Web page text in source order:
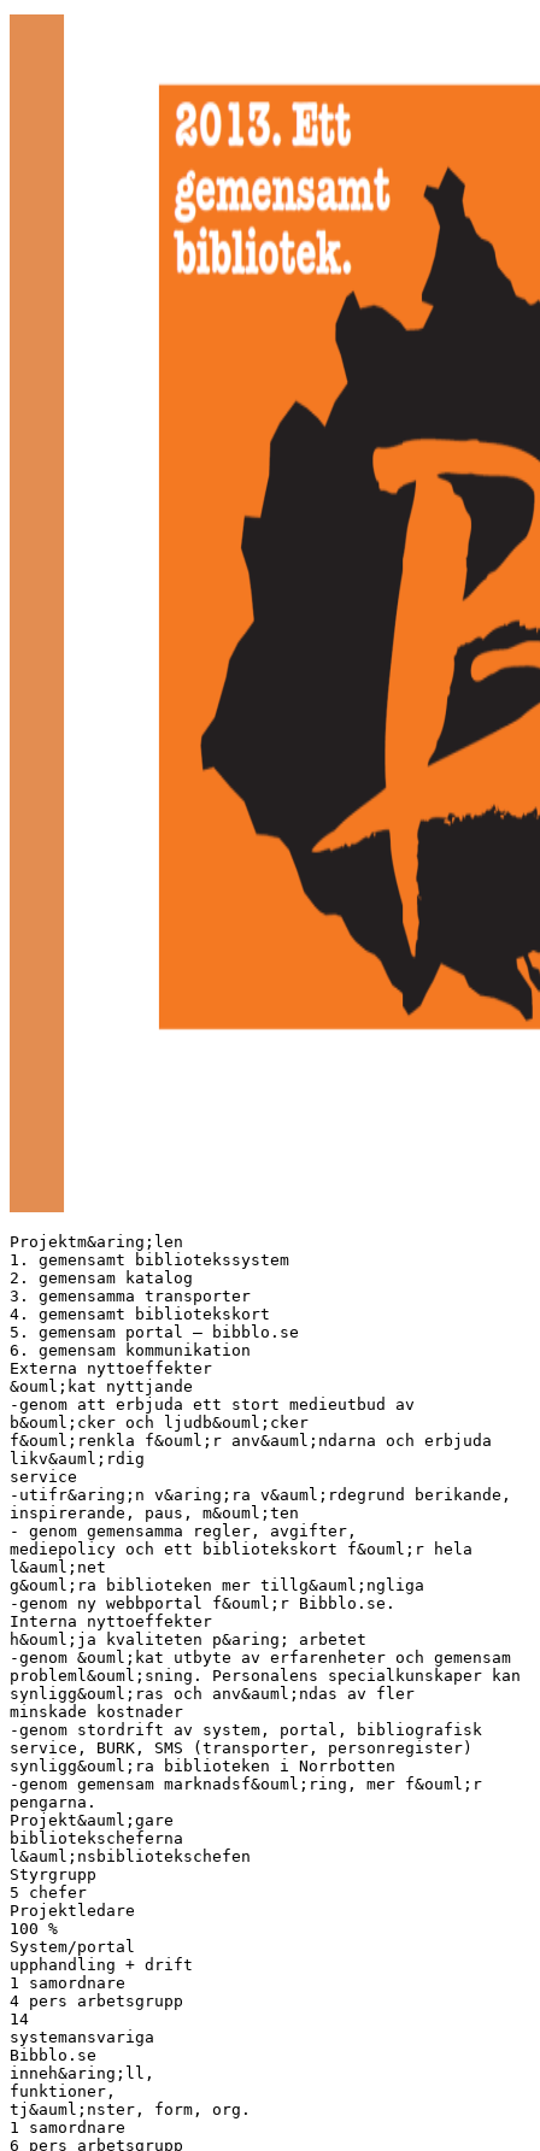
Projektm&aring;len
1. gemensamt bibliotekssystem
2. gemensam katalog
3. gemensamma transporter
4. gemensamt bibliotekskort
5. gemensam portal – bibblo.se
6. gemensam kommunikation
Externa nyttoeffekter
&ouml;kat nyttjande
-genom att erbjuda ett stort medieutbud av
b&ouml;cker och ljudb&ouml;cker
f&ouml;renkla f&ouml;r anv&auml;ndarna och erbjuda
likv&auml;rdig
service
-utifr&aring;n v&aring;ra v&auml;rdegrund berikande,
inspirerande, paus, m&ouml;ten
- genom gemensamma regler, avgifter,
mediepolicy och ett bibliotekskort f&ouml;r hela
l&auml;net
g&ouml;ra biblioteken mer tillg&auml;ngliga
-genom ny webbportal f&ouml;r Bibblo.se.
Interna nyttoeffekter
h&ouml;ja kvaliteten p&aring; arbetet
-genom &ouml;kat utbyte av erfarenheter och gemensam
probleml&ouml;sning. Personalens specialkunskaper kan
synligg&ouml;ras och anv&auml;ndas av fler
minskade kostnader
-genom stordrift av system, portal, bibliografisk
service, BURK, SMS (transporter, personregister)
synligg&ouml;ra biblioteken i Norrbotten
-genom gemensam marknadsf&ouml;ring, mer f&ouml;r
pengarna.
Projekt&auml;gare
bibliotekscheferna
l&auml;nsbibliotekschefen
Styrgrupp
5 chefer
Projektledare
100 %
System/portal
upphandling + drift
1 samordnare
4 pers arbetsgrupp
14
systemansvariga
Bibblo.se
inneh&aring;ll,
funktioner,
tj&auml;nster, form, org.
1 samordnare
6 pers arbetsgrupp